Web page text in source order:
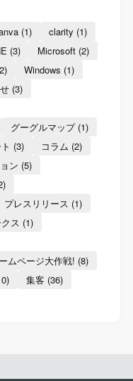
(1) clarity (1)
(3) Microsoft(2)
Windows (1)
(3)
グーグルマップ(1)
(3) コラム (2)
ン (5)
プレスリリース (1)
ス (1)
ムページ大作戦! (8)
集客 (36)